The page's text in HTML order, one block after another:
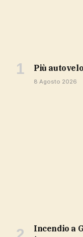
più
8 Agosto 2026
Incendio a Gardaland, chiuse